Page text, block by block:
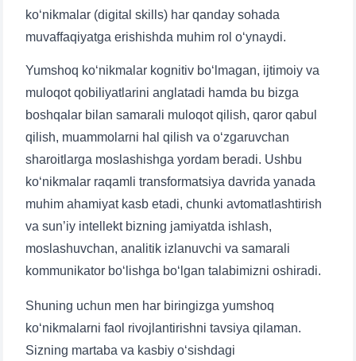
ko‘nikmalar (digital skills) har qanday sohada
muvaffaqiyatga erishishda muhim rol o‘ynaydi.
Yumshoq ko‘nikmalar kognitiv bo‘lmagan, ijtimoiy va
muloqot qobiliyatlarini anglatadi hamda bu bizga
boshqalar bilan samarali muloqot qilish, qaror qabul
qilish, muammolarni hal qilish va o‘zgaruvchan
sharoitlarga moslashishga yordam beradi. Ushbu
ko‘nikmalar raqamli transformatsiya davrida yanada
muhim ahamiyat kasb etadi, chunki avtomatlashtirish
va sun’iy intellekt bizning jamiyatda ishlash,
moslashuvchan, analitik izlanuvchi va samarali
kommunikator bo‘lishga bo‘lgan talabimizni oshiradi.
Shuning uchun men har biringizga yumshoq
ko‘nikmalarni faol rivojlantirishni tavsiya qilaman.
Sizning martaba va kasbiy o‘sishdagi